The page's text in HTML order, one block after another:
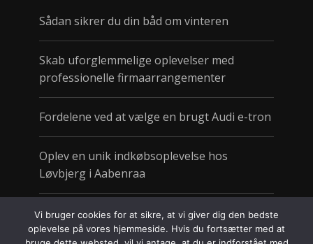
Sådan sikrer du din båd om vinteren
Skab uforglemmelige oplevelser med
professionelle firmaarrangementer
Fordelene ved at vælge en brugt Audi e-tron
Oplev en unik indkøbsoplevelse hos
Løvbjerg i Aabenraa
Sund take away gør det nemt at spise godt
på farten
Vi bruger cookies for at sikre, at vi giver dig den bedste
oplevelse på vores hjemmeside. Hvis du fortsætter med at